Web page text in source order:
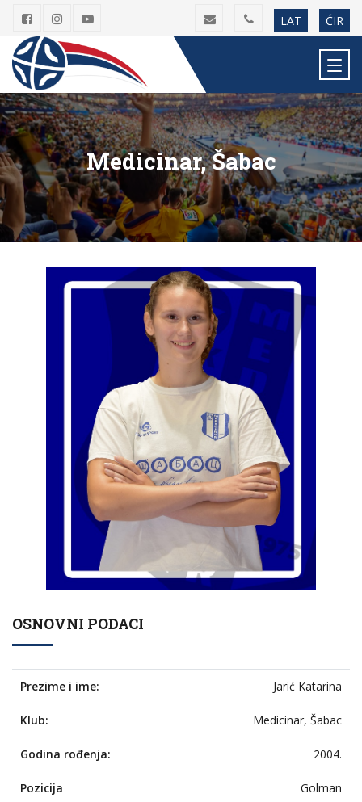
LAT ĆIR
Medicinar, Šabac
OSNOVNI PODACI
Prezime i ime: Jarić Katarina
Klub: Medicinar, Šabac
Godina rođenja: 2004.
Pozicija Golman